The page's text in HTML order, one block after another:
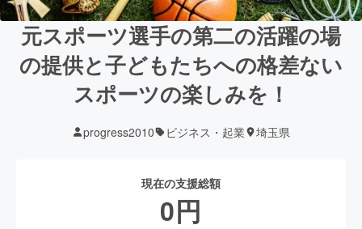
元スポーツ選手の第二の活躍の場
の提供と子どもたちへの格差ない
スポーツの楽しみを！
progress2010 ビジネス・起業 埼玉県
現在の支援総額
0円